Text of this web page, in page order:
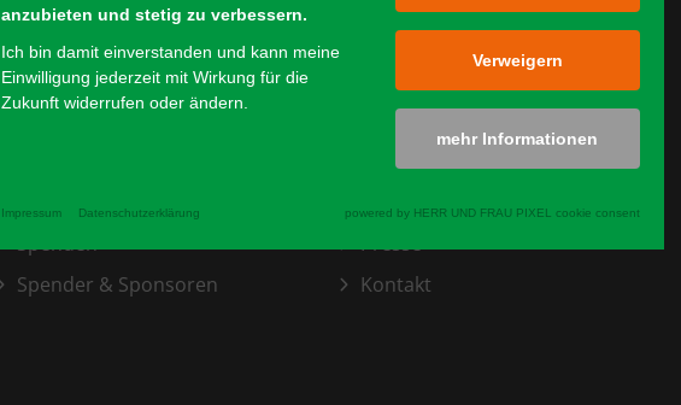
Mitglied werden
Spenden
Spender & Sponsoren
Fotos & Videos
Presse
Kontakt
anzubieten und stetig zu verbessern.
Ich bin damit einverstanden und kann meine
Einwilligung jederzeit mit Wirkung für die
Zukunft widerrufen oder ändern.
Verweigern
mehr Informationen
Impressum Datenschutzerklärung powered by HERR UND FRAU PIXEL cookie consent